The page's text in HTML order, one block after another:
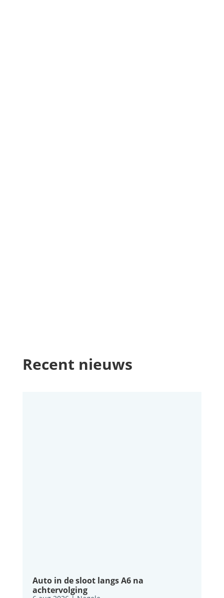
Recent nieuws
Auto in de sloot langs A6 na
achtervolging